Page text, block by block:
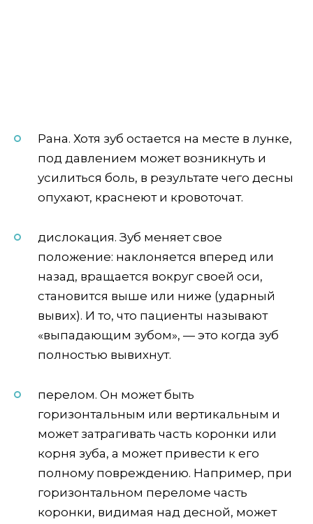
Рана. Хотя зуб остается на месте в лунке,
под давлением может возникнуть и
усилиться боль, в результате чего десны
опухают, краснеют и кровоточат.
дислокация. Зуб меняет свое
положение: наклоняется вперед или
назад, вращается вокруг своей оси,
становится выше или ниже (ударный
вывих). И то, что пациенты называют
«выпадающим зубом», — это когда зуб
полностью вывихнут.
перелом. Он может быть
горизонтальным или вертикальным и
может затрагивать часть коронки или
корня зуба, а может привести к его
полному повреждению. Например, при
горизонтальном переломе часть
коронки, видимая над десной, может